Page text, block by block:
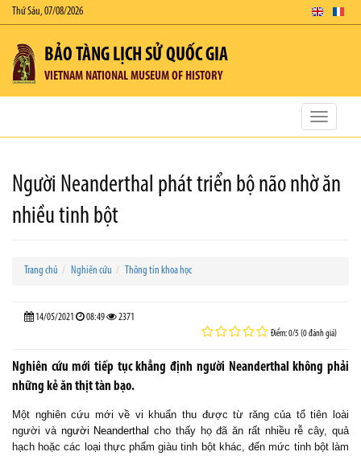
Thứ Sáu, 07/08/2026
BẢO TÀNG LỊCH SỬ QUỐC GIA
VIETNAM NATIONAL MUSEUM OF HISTORY
Toggle
Người Neanderthal phát triển bộ não nhờ ăn
nhiều tinh bột
Trang chủ Nghiên cứu Thông tin khoa học
14/05/2021 08:49 2371
Điểm: 0/5 (0 đánh giá)
Nghiên cứu mới tiếp tục khẳng định người Neanderthal không phải
những kẻ ăn thịt tàn bạo.
Một nghiên cứu mới về vi khuẩn thu được từ răng của tổ tiên loài
người và người Neanderthal cho thấy họ đã ăn rất nhiều rễ cây, quả
hạch hoặc các loại thực phẩm giàu tinh bột khác, đến mức tinh bột làm